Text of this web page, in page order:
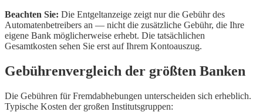
Beachten Sie: Die Entgeltanzeige zeigt nur die Gebühr des
Automatenbetreibers an — nicht die zusätzliche Gebühr, die Ihre
eigene Bank möglicherweise erhebt. Die tatsächlichen
Gesamtkosten sehen Sie erst auf Ihrem Kontoauszug.
Gebührenvergleich der größten Banken
Die Gebühren für Fremdabhebungen unterscheiden sich erheblich.
Typische Kosten der großen Institutsgruppen: